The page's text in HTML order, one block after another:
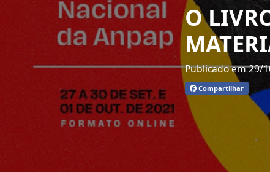
O
Publicado em 29/
Compartilhar